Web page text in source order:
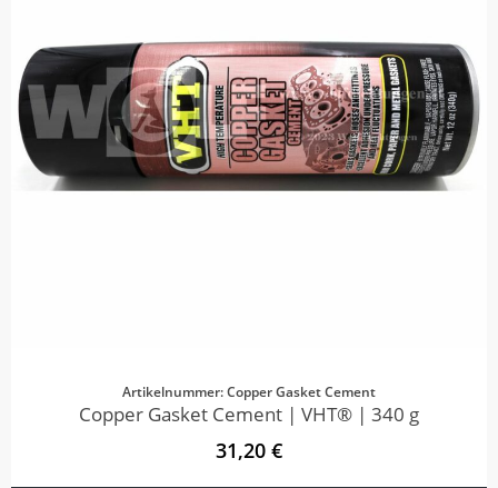
Artikelnummer: Copper Gasket Cement
Copper Gasket Cement | VHT® | 340 g
31,20 €